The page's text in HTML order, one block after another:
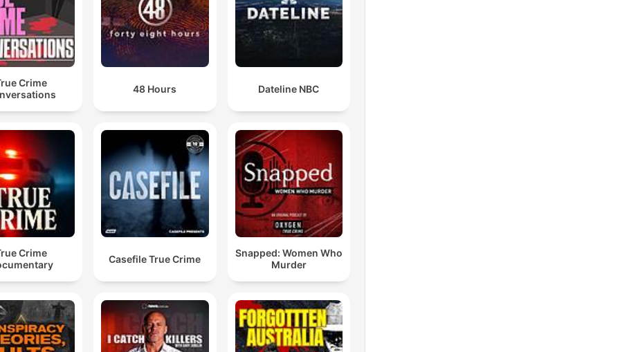
Crime
48 Hours Dateline NBC
Crime
Casefile True Crime
Snapped: Women Who
Murder